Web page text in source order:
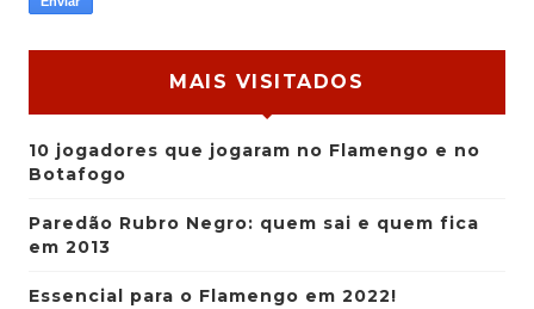
MAIS VISITADOS
10 jogadores que jogaram no Flamengo e no
Botafogo
Paredão Rubro Negro: quem sai e quem fica
em 2013
Essencial para o Flamengo em 2022!